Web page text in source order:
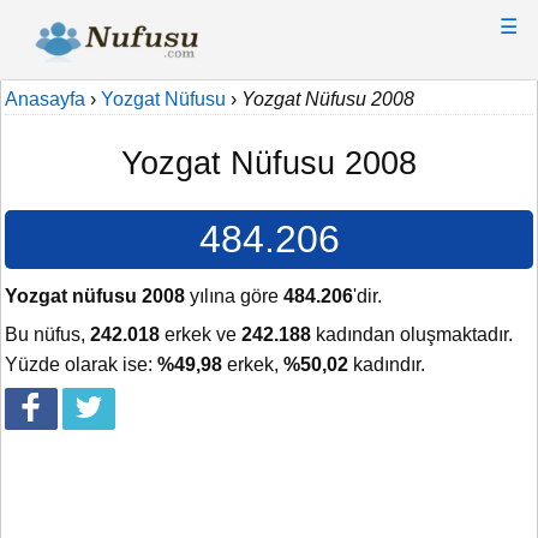
☰
Anasayfa › Yozgat Nüfusu › Yozgat Nüfusu 2008
Yozgat Nüfusu 2008
484.206
Yozgat nüfusu 2008 yılına göre 484.206'dir.
Bu nüfus, 242.018 erkek ve 242.188 kadından oluşmaktadır.
Yüzde olarak ise: %49,98 erkek, %50,02 kadındır.